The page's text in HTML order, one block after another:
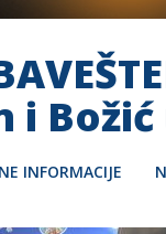
i
INFORMACIJE